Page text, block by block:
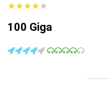
★★★★★
★★★★★
100 Giga